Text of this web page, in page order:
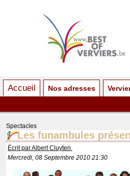
Accueil Nos adresses
Spectacles
Les funambules
Écrit par Albert Cluyten
Mercredi, 08 Septembre 2010 21:30